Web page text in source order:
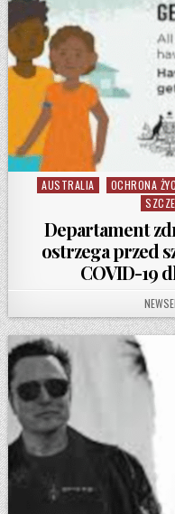
Posted in
AUSTRALIA OCHRONA
Departament
ostrzega przed
COVID-19